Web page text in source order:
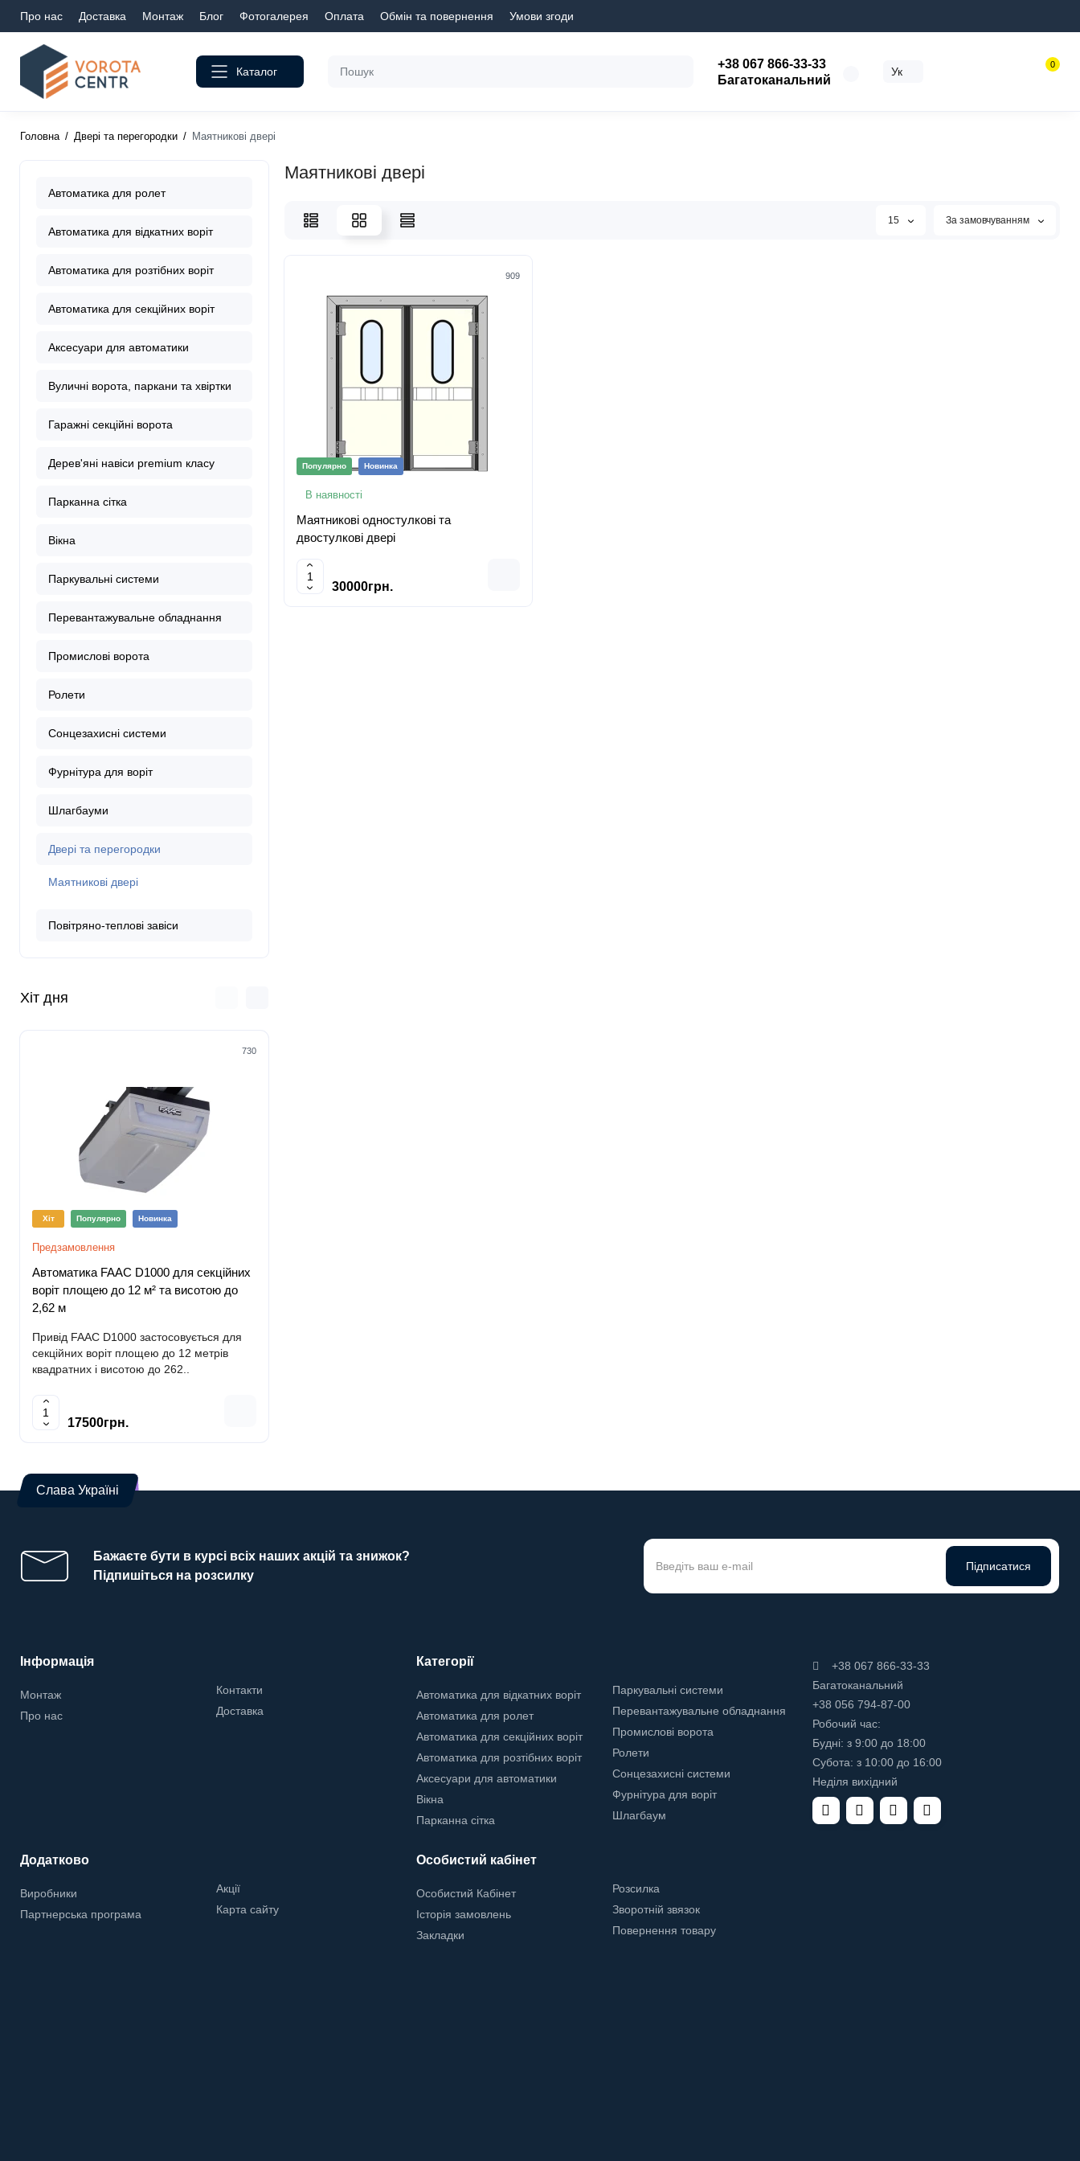
Про нас Доставка Монтаж Блог Фотогалерея Оплата Обмін та повернення Умови згоди
Каталог
+38 067 866-33-33
Багатоканальний
Ук
0
Головна Двері та перегородки Маятникові двері
Автоматика для ролет
Автоматика для відкатних воріт
Автоматика для розтібних воріт
Автоматика для секційних воріт
Аксесуари для автоматики
Вуличні ворота, паркани та хвіртки
Гаражні секційні ворота
Дерев'яні навіси premium класу
Парканна сітка
Вікна
Паркувальні системи
Перевантажувальне обладнання
Промислові ворота
Ролети
Сонцезахисні системи
Фурнітура для воріт
Шлагбауми
Двері та перегородки
Маятникові двері
Повітряно-теплові завіси
Хіт дня
730
Хіт Популярно Новинка
Предзамовлення
Автоматика FAAC D1000 для секційних
воріт площею до 12 м² та висотою до
2,62 м
Привід FAAC D1000 застосовується для
секційних воріт площею до 12 метрів
квадратних і висотою до 262..
17500грн.
Маятникові двері
15 За замовчуванням
909
Популярно Новинка
В наявності
Маятникові одностулкові та
двостулкові двері
30000грн.
Слава Україні
Бажаєте бути в курсі всіх наших акцій та знижок?
Підпишіться на розсилку
Підписатися
Інформація
Монтаж
Про нас
Контакти
Доставка
Категорії
Автоматика для відкатних воріт
Автоматика для ролет
Автоматика для секційних воріт
Автоматика для розтібних воріт
Аксесуари для автоматики
Вікна
Парканна сітка
Паркувальні системи
Перевантажувальне обладнання
Промислові ворота
Ролети
Сонцезахисні системи
Фурнітура для воріт
Шлагбаум
Додатково
Виробники
Партнерська програма
Акції
Карта сайту
Особистий кабінет
Особистий Кабінет
Історія замовлень
Закладки
Розсилка
Зворотній звязок
Повернення товару
+38 067 866-33-33
Багатоканальний
+38 056 794-87-00
Робочий час:
Будні: з 9:00 до 18:00
Субота: з 10:00 до 16:00
Неділя вихідний